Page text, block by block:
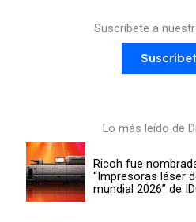
Suscríbete a
Lo más leído de
Ricoh fue
“Impresoras láser
mundial 2026” de